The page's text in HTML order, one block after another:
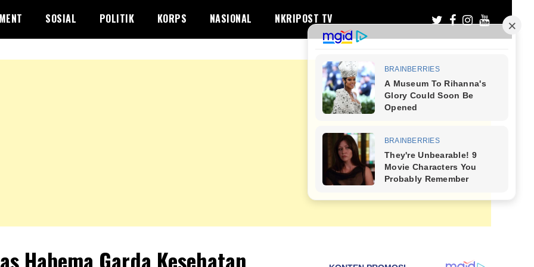
SOSIAL POLITIK KORPS NASIONAL NKRIPOST TV
Habema Garda Kesehatan